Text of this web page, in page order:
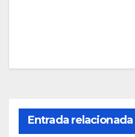
Entrada relacionada